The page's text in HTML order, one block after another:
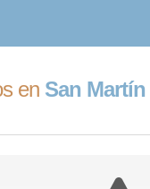
en San Martín